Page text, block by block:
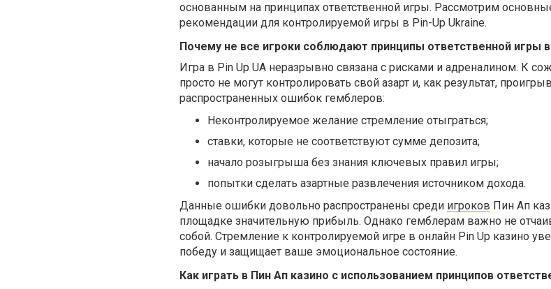
основанным на принципах ответственной игры. Рассмотрим
рекомендации для контролируемой игры в Pin-Up Ukraine.
Почему не все игроки соблюдают принципы ответственной игры
Игра в Pin Up UA неразрывно связана с рисками и адреналином. К
просто не могут контролировать свой азарт и, как результат,
распространенных ошибок гемблеров:
Неконтролируемое желание стремление отыграться;
ставки, которые не соответствуют сумме депозита;
начало розыгрыша без знания ключевых правил игры;
попытки сделать азартные развлечения источником дохода.
Данные ошибки довольно распространены среди игроков Пин Ап
площадке значительную прибыль. Однако гемблерам важно не
собой. Стремление к контролируемой игре в онлайн Pin Up казино
победу и защищает ваше эмоциональное состояние.
Как играть в Пин Ап казино с использованием принципов